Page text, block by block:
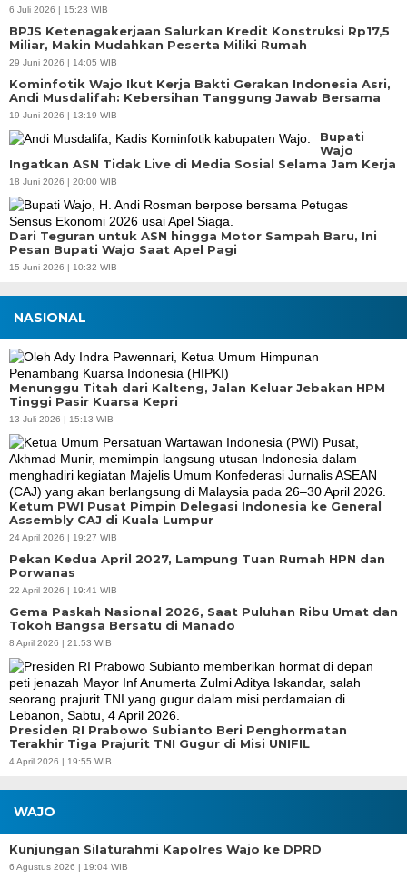
6 Juli 2026 | 15:23 WIB
BPJS Ketenagakerjaan Salurkan Kredit Konstruksi Rp17,5
Miliar, Makin Mudahkan Peserta Miliki Rumah
29 Juni 2026 | 14:05 WIB
Kominfotik Wajo Ikut Kerja Bakti Gerakan Indonesia Asri,
Andi Musdalifah: Kebersihan Tanggung Jawab Bersama
19 Juni 2026 | 13:19 WIB
Bupati
Wajo
Ingatkan ASN Tidak Live di Media Sosial Selama Jam Kerja
18 Juni 2026 | 20:00 WIB
Dari Teguran untuk ASN hingga Motor Sampah Baru, Ini
Pesan Bupati Wajo Saat Apel Pagi
15 Juni 2026 | 10:32 WIB
NASIONAL
Menunggu Titah dari Kalteng, Jalan Keluar Jebakan HPM
Tinggi Pasir Kuarsa Kepri
13 Juli 2026 | 15:13 WIB
Ketum PWI Pusat Pimpin Delegasi Indonesia ke General
Assembly CAJ di Kuala Lumpur
24 April 2026 | 19:27 WIB
Pekan Kedua April 2027, Lampung Tuan Rumah HPN dan
Porwanas
22 April 2026 | 19:41 WIB
Gema Paskah Nasional 2026, Saat Puluhan Ribu Umat dan
Tokoh Bangsa Bersatu di Manado
8 April 2026 | 21:53 WIB
Presiden RI Prabowo Subianto Beri Penghormatan
Terakhir Tiga Prajurit TNI Gugur di Misi UNIFIL
4 April 2026 | 19:55 WIB
WAJO
Kunjungan Silaturahmi Kapolres Wajo ke DPRD
6 Agustus 2026 | 19:04 WIB